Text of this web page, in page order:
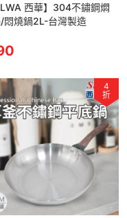
西華】304不鏽鋼燜
悶燒鍋2L-台灣製造
4
折